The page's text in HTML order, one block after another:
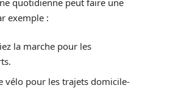
exemple :
la marche pour les
vélo pour les trajets domicile-